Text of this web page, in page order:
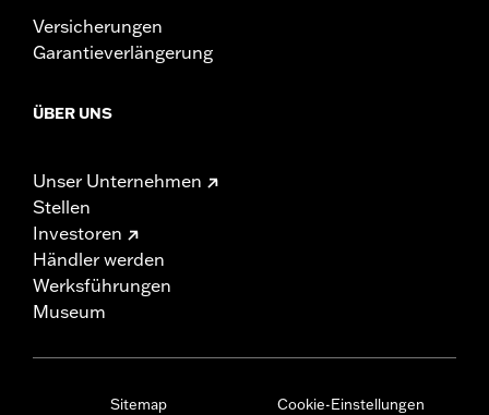
Versicherungen
Garantieverlängerung
ÜBER UNS
Unser Unternehmen
Stellen
Investoren
Händler werden
Werksführungen
Museum
Sitemap Cookie-Einstellungen